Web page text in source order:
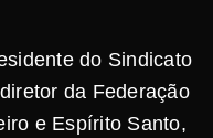
do Sindicato
da Federação
e Espírito Santo,